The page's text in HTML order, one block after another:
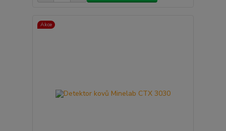
Akce